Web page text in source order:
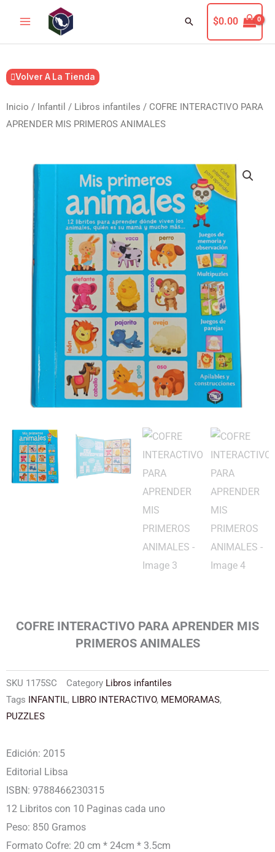
contenido
Buscar$0.00
Volver A La Tienda
Inicio / Infantil / Libros infantiles / COFRE INTERACTIVO PARA
APRENDER MIS PRIMEROS ANIMALES
COFRE INTERACTIVO PARA APRENDER MIS
PRIMEROS ANIMALES
SKU 1175SC Category Libros infantiles
Tags INFANTIL, LIBRO INTERACTIVO, MEMORAMAS,
PUZZLES
Edición: 2015
Editorial Libsa
ISBN: 9788466230315
12 Libritos con 10 Paginas cada uno
Peso: 850 Gramos
Formato Cofre: 20 cm * 24cm * 3.5cm